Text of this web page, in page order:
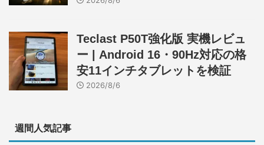
Teclast P50T強化版 実機レビュ
ー | Android 16・90Hz対応の格
安11インチタブレットを検証
2026/8/6
週間人気記事